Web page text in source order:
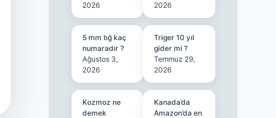
2026
2026
5 mm tığ kaç
numaradır ?
Ağustos 3,
2026
Triger 10 yıl
gider mi ?
Temmuz 29,
2026
Kozmoz ne
demek
Kanada’da
Amazon’da en